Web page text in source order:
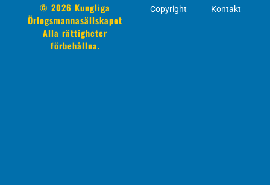
© 2026 Kungliga
Örlogsmannasällskapet
Alla rättigheter
förbehållna.
Copyright Kontakt